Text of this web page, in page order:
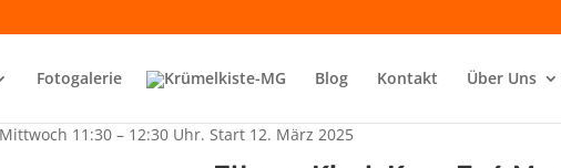
Fotogalerie Blog Kontakt Über Uns
11:30 – 12:30 Uhr. Start 12. März 2025